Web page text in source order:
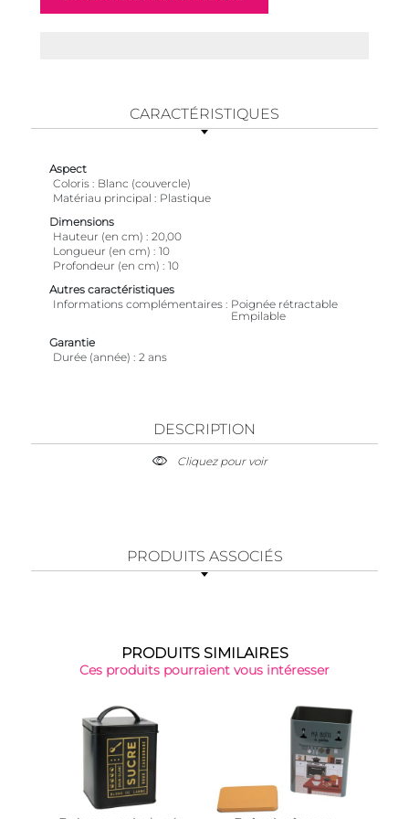
CARACTÉRISTIQUES
Aspect
Coloris
Blanc (couvercle)
Matériau principal
Plastique
Dimensions
Hauteur (en cm)
20,00
Longueur (en cm)
10
Profondeur (en cm)
10
Autres caractéristiques
Informations complémentaires
Poignée rétractable
Empilable
Garantie
Durée (année)
2 ans
DESCRIPTION
Cliquez pour voir
PRODUITS ASSOCIÉS
PRODUITS SIMILAIRES
Ces produits pourraient vous intéresser